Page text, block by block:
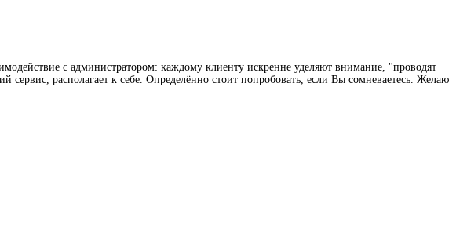
с администратором: каждому клиенту искренне уделяют внимание, "проводят
располагает к себе. Определённо стоит попробовать, если Вы сомневаетесь. Желаю